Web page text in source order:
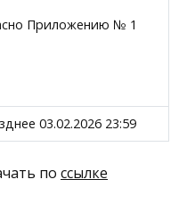
Приложению № 1
03.02.2026 23:59
по ссылке